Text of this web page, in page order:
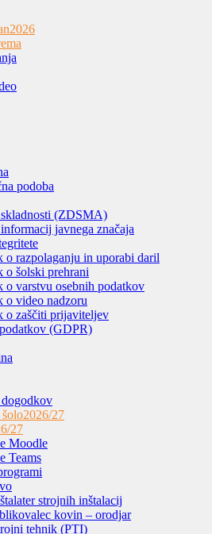
2026
podoba
(ZDSMA)
javnega značaja
o razpolaganju in uporabi daril
o šolski prehrani
o varstvu osebnih podatkov
o video nadzoru
o zaščiti prijaviteljev
(GDPR)
2026/27
27
Moodle
Teams
strojnih inštalacij
kovin – orodjar
tehnik (PTI)